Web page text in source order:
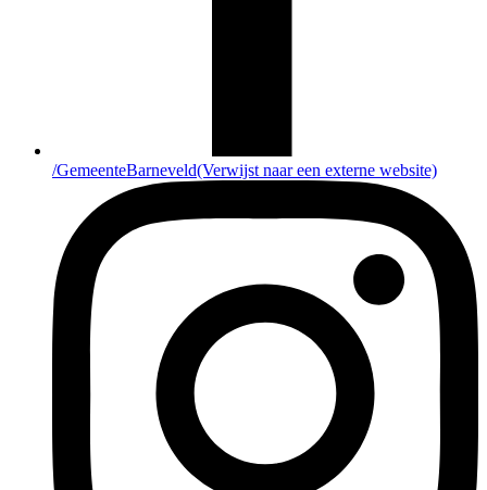
/GemeenteBarneveld(Verwijst naar een externe website)